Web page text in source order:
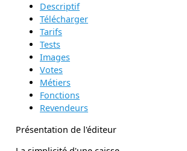
Descriptif
Télécharger
Tarifs
Tests
Images
Votes
Métiers
Fonctions
Revendeurs
Présentation de l'éditeur